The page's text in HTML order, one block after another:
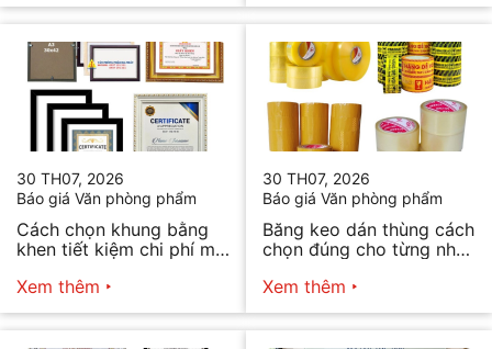
30 TH07, 2026
Báo giá Văn phòng phẩm
Cách chọn khung bằng
khen tiết kiệm chi phí mà
Xem thêm
30 TH07, 2026
Báo giá Văn phòng phẩm
Băng keo dán thùng cách
chọn đúng cho từng nhu
Xem thêm